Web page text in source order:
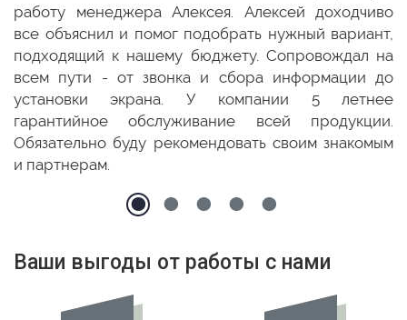
работу менеджера Алексея. Алексей доходчиво
все объяснил и помог подобрать нужный вариант,
подходящий к нашему бюджету. Сопровождал на
всем пути - от звонка и сбора информации до
установки экрана. У компании 5 летнее
гарантийное обслуживание всей продукции.
Обязательно буду рекомендовать своим знакомым
и партнерам.
Ваши выгоды от работы с нами